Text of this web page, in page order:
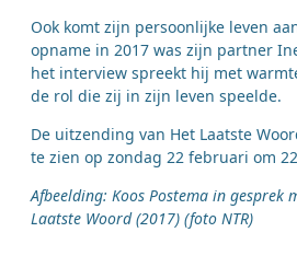
Ook komt zijn persoonlijke leven
opname in 2017 was zijn partner
het interview spreekt hij met
de rol die zij in zijn leven speelde.
De uitzending van Het Laatste
te zien op zondag 22 februari om
Afbeelding: Koos Postema in gesprek
Laatste Woord (2017) (foto NTR)